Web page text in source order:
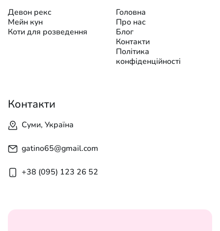
Девон рекс
Мейн кун
Коти для розведення
Головна
Про нас
Блог
Контакти
Політика
конфіденційності
Контакти
Суми, Україна
gatino65@gmail.com
+38 (095) 123 26 52